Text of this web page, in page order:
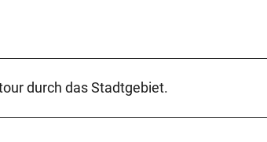
durch das Stadtgebiet.